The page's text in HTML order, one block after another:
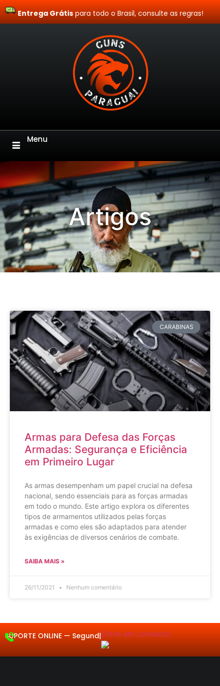
Site Blindado
Entrega Grátispara todo o Brasil, consulte as regras!
Menu
Artigos
CARABINAS
Armas para Defesa das Forças
Armadas: Segurança e Eficiência
em Primeiro Lugar
As armas desempenham um papel crucial na defesa
nacional, sendo essenciais para as forças armadas
em todo o mundo. Este artigo explora os diferentes
tipos de armamentos utilizados pelas forças
armadas e como eles são adaptados para atender
às exigências de diversos cenários de combate.
SAIBA MAIS »
26/11/2021 Nenhum comentário
SUPORTE ONLINE — Segunda a|Entre em contacto.